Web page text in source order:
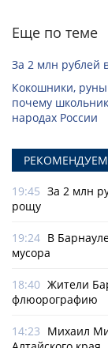
Еще по теме
За 2 млн рублей
Кокошники, руны
почему
народах России
РЕКОМЕНДУЕМ
19:45 За 2 млн
рощу
19:24 В
мусора
18:40 Жители
флюорографию
14:23 Михаил